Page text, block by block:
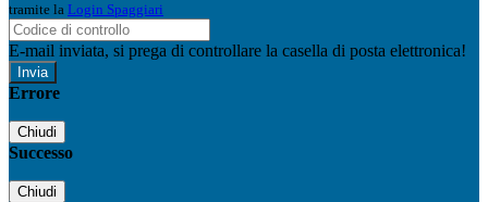
tramite la Login Spaggiari
E-mail inviata, si prega di controllare la casella di posta elettronica!
Errore
Chiudi
Successo
Chiudi